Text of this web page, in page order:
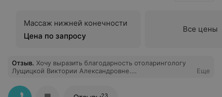
Массаж нижней конечности
Цена по запросу
Все цены
Отзыв. Хочу выразить благодарность отоларингологу
Лущицкой Виктории Александровне.
исходящее от доктора для пациента очень важна. А
когда ещё пациент видит чёткое взаимодействие
Еще
23